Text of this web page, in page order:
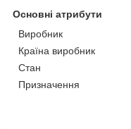
Основні атрибути
Виробник
Країна виробник
Стан
Призначення